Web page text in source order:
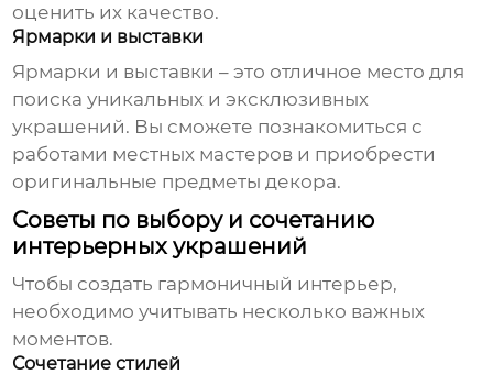
оценить их качество.
Ярмарки и выставки
Ярмарки и выставки – это отличное место для
поиска уникальных и эксклюзивных
украшений. Вы сможете познакомиться с
работами местных мастеров и приобрести
оригинальные предметы декора.
Советы по выбору и сочетанию
интерьерных украшений
Чтобы создать гармоничный интерьер,
необходимо учитывать несколько важных
моментов.
Сочетание стилей